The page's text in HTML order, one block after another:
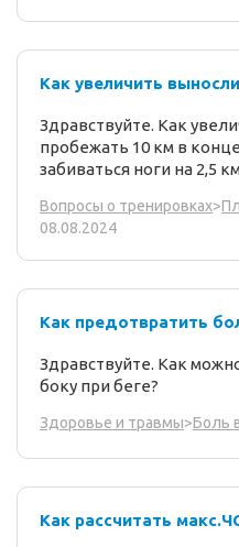
Как увеличить
Здравствуйте. Как
пробежать 10 км в
забиваться ноги на 2,5
Вопросы о тренировках>
08.08.2024
Как предотвратить
Здравствуйте. Как
боку при беге?
Здоровье и травмы>Боль
Как рассчитать